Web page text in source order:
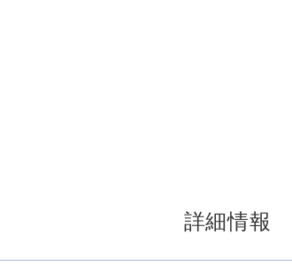
詳細情報